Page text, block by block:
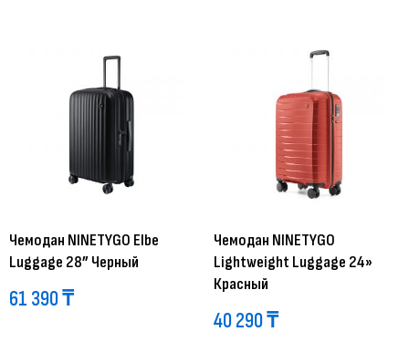
Чемодан NINETYGO Elbe
Luggage 28” Черный
61 390₸
Чемодан NINETYGO
Lightweight Luggage 24»
Красный
40 290₸